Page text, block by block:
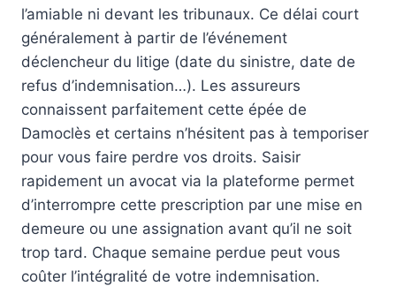
l’amiable ni devant les tribunaux. Ce délai court
généralement à partir de l’événement
déclencheur du litige (date du sinistre, date de
refus d’indemnisation…). Les assureurs
connaissent parfaitement cette épée de
Damoclès et certains n’hésitent pas à temporiser
pour vous faire perdre vos droits. Saisir
rapidement un avocat via la plateforme permet
d’interrompre cette prescription par une mise en
demeure ou une assignation avant qu’il ne soit
trop tard. Chaque semaine perdue peut vous
coûter l’intégralité de votre indemnisation.